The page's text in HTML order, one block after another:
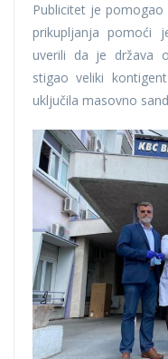
Publicitet je
prikupljanja pomoći
uverili da je država
stigao veliki
uključila masovno